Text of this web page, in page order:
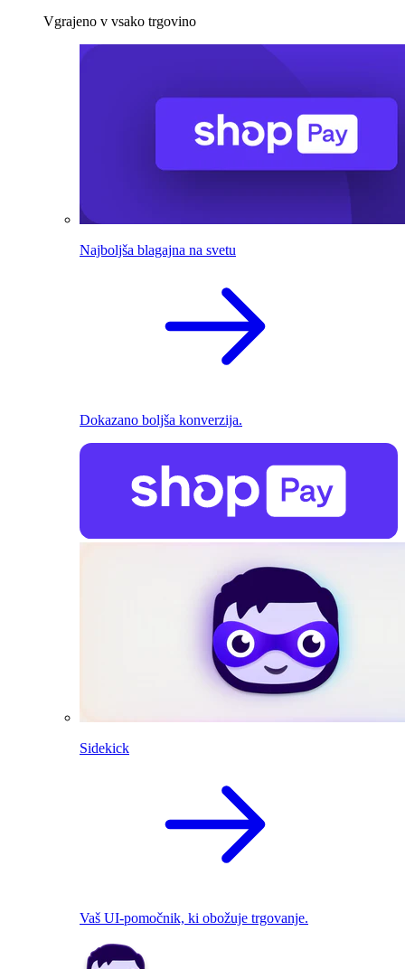
Vgrajeno v vsako trgovino
Najboljša blagajna na svetu
Dokazano boljša konverzija.
Sidekick
Vaš UI-pomočnik, ki obožuje trgovanje.